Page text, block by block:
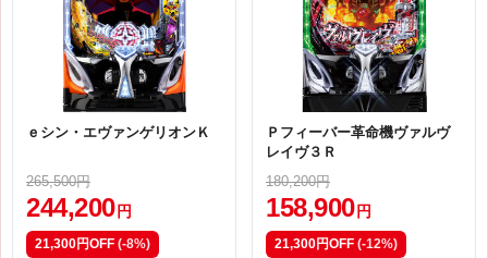
ｅシン・エヴァンゲリオンＫ
265,500円
244,200 円
21,300円OFF (-8%)
Ｐフィーバー革命機ヴァルヴ
レイヴ３Ｒ
180,200円
158,900 円
21,300円OFF (-12%)